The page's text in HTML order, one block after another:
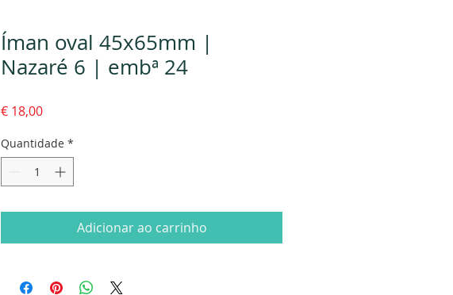
Íman oval 45x65mm |
Nazaré 6 | embª 24
€ 18,00Preço
Quantidade *
Adicionar ao carrinho